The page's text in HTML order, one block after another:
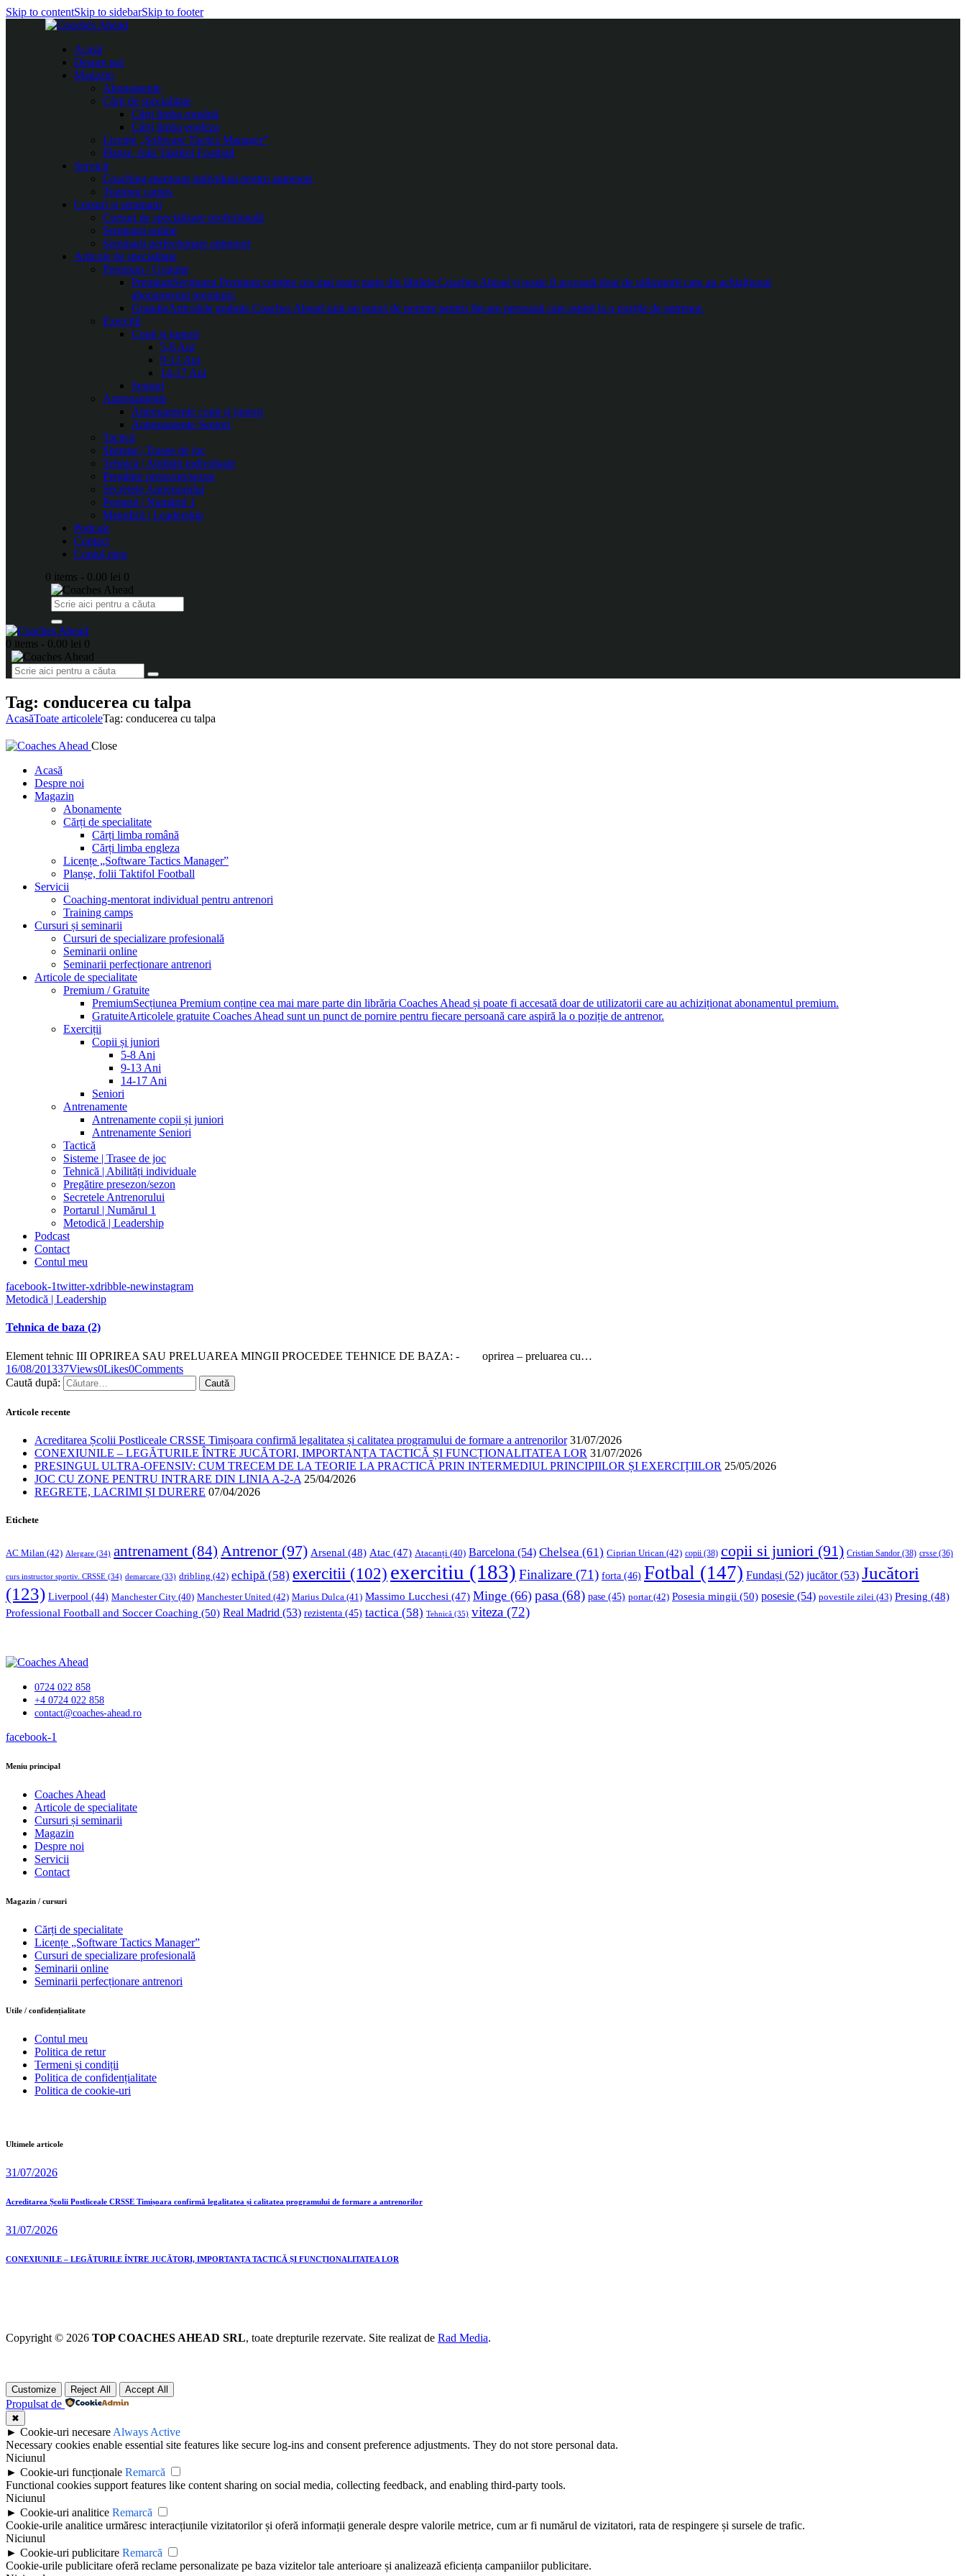
Skip to contentSkip to sidebarSkip to footer
Acasă
Despre noi
Magazin
Abonamente
Cărți de specialitate
Cărți limba română
Cărți limba engleza
Licențe „Software Tactics Manager”
Planșe, folii Taktifol Football
Servicii
Coaching-mentorat individual pentru antrenori
Training camps
Cursuri și seminarii
Cursuri de specializare profesională
Seminarii online
Seminarii perfecționare antrenori
Articole de specialitate
Premium / Gratuite
PremiumSecțiunea Premium conține cea mai mare parte din librăria Coaches Ahead și poate fi accesată doar de utilizatorii care au achiziționat
abonamentul premium.
GratuiteArticolele gratuite Coaches Ahead sunt un punct de pornire pentru fiecare persoană care aspiră la o poziție de antrenor.
Exerciții
Copii și juniori
5-8 Ani
9-13 Ani
14-17 Ani
Seniori
Antrenamente
Antrenamente copii și juniori
Antrenamente Seniori
Tactică
Sisteme | Trasee de joc
Tehnică | Abilități individuale
Pregătire presezon/sezon
Secretele Antrenorului
Portarul | Numărul 1
Metodică | Leadership
Podcast
Contact
Contul meu
0 items - 0.00 lei 0
0 items - 0.00 lei 0
Tag: conducerea cu talpa
AcasăToate articoleleTag: conducerea cu talpa
Close
Acasă
Despre noi
Magazin
Abonamente
Cărți de specialitate
Cărți limba română
Cărți limba engleza
Licențe „Software Tactics Manager”
Planșe, folii Taktifol Football
Servicii
Coaching-mentorat individual pentru antrenori
Training camps
Cursuri și seminarii
Cursuri de specializare profesională
Seminarii online
Seminarii perfecționare antrenori
Articole de specialitate
Premium / Gratuite
PremiumSecțiunea Premium conține cea mai mare parte din librăria Coaches Ahead și poate fi accesată doar de utilizatorii care au achiziționat abonamentul premium.
GratuiteArticolele gratuite Coaches Ahead sunt un punct de pornire pentru fiecare persoană care aspiră la o poziție de antrenor.
Exerciții
Copii și juniori
5-8 Ani
9-13 Ani
14-17 Ani
Seniori
Antrenamente
Antrenamente copii și juniori
Antrenamente Seniori
Tactică
Sisteme | Trasee de joc
Tehnică | Abilități individuale
Pregătire presezon/sezon
Secretele Antrenorului
Portarul | Numărul 1
Metodică | Leadership
Podcast
Contact
Contul meu
facebook-1twitter-xdribble-newinstagram
Metodică | Leadership
Tehnica de baza (2)
Element tehnic III OPRIREA SAU PRELUAREA MINGII PROCEDEE TEHNICE DE BAZA: - oprirea – preluarea cu…
16/08/201337Views0Likes0Comments
Caută după:
Articole recente
Acreditarea Școlii Postliceale CRSSE Timișoara confirmă legalitatea și calitatea programului de formare a antrenorilor 31/07/2026
CONEXIUNILE – LEGĂTURILE ÎNTRE JUCĂTORI, IMPORTANȚA TACTICĂ ȘI FUNCȚIONALITATEA LOR 31/07/2026
PRESINGUL ULTRA-OFENSIV: CUM TRECEM DE LA TEORIE LA PRACTICĂ PRIN INTERMEDIUL PRINCIPIILOR ȘI EXERCIȚIILOR 25/05/2026
JOC CU ZONE PENTRU INTRARE DIN LINIA A-2-A 25/04/2026
REGRETE, LACRIMI ȘI DURERE 07/04/2026
Etichete
AC Milan (42) Alergare (34) antrenament (84) Antrenor(97) Arsenal (48) Atac (47) Atacanți (40) Barcelona (54) Chelsea (61) Ciprian Urican (42) copii (38) copii si juniori (91) Cristian Sandor (38) crsse (36)
curs instructor sportiv. CRSSE (34) demarcare (33) dribling (42) echipă (58) exercitii (102) exercitiu (183) Finalizare (71) forta (46) Fotbal (147) Fundași (52) jucător(53) Jucători
(123) Liverpool (44) Manchester City (40) Manchester United (42) Marius Dulca (41) Massimo Lucchesi (47) Minge (66) pasa (68) pase (45) portar(42) Posesia mingii (50) posesie (54) povestile zilei (43) Presing (48)
Professional Football and Soccer Coaching (50) Real Madrid (53) rezistenta (45) tactica (58) Tehnică (35) viteza (72)
0724 022 858
+4 0724 022 858
contact@coaches-ahead.ro
facebook-1
Meniu principal
Coaches Ahead
Articole de specialitate
Cursuri și seminarii
Magazin
Despre noi
Servicii
Contact
Magazin / cursuri
Cărți de specialitate
Licențe „Software Tactics Manager”
Cursuri de specializare profesională
Seminarii online
Seminarii perfecționare antrenori
Utile / confidențialitate
Contul meu
Politica de retur
Termeni și condiții
Politica de confidențialitate
Politica de cookie-uri
Ultimele articole
31/07/2026
Acreditarea Școlii Postliceale CRSSE Timișoara confirmă legalitatea și calitatea programului de formare a antrenorilor
31/07/2026
CONEXIUNILE – LEGĂTURILE ÎNTRE JUCĂTORI, IMPORTANȚA TACTICĂ ȘI FUNCȚIONALITATEA LOR
Copyright © 2026 TOP COACHES AHEAD SRL, toate drepturile rezervate. Site realizat de Rad Media.
Customize Reject All Accept All
Propulsat de
✖
► Cookie-uri necesare Always Active
Necessary cookies enable essential site features like secure log-ins and consent preference adjustments. They do not store personal data.
Niciunul
► Cookie-uri funcționale Remarcă
Functional cookies support features like content sharing on social media, collecting feedback, and enabling third-party tools.
Niciunul
► Cookie-uri analitice Remarcă
Cookie-urile analitice urmăresc interacțiunile vizitatorilor și oferă informații generale despre valorile metrice, cum ar fi numărul de vizitatori, rata de respingere și sursele de trafic.
Niciunul
► Cookie-uri publicitare Remarcă
Cookie-urile publicitare oferă reclame personalizate pe baza vizitelor tale anterioare și analizează eficiența campaniilor publicitare.